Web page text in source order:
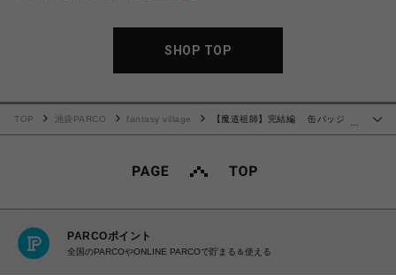
SHOP TOP
TOP 池袋PARCO fantasy village
【魔道祖師】完結編 缶バッジ
PARCOポイント
全国のPARCOやONLINE PARCOで貯まる＆使える